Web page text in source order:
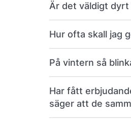
Är det väldigt dyrt
Hur ofta skall jag
På vintern så
Har fått
säger att de